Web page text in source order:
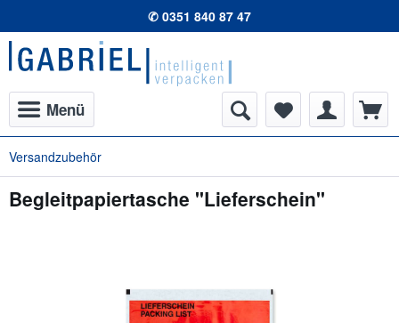
✆ 0351 840 87 47
Menü
Versandzubehör
Begleitpapiertasche "Lieferschein"